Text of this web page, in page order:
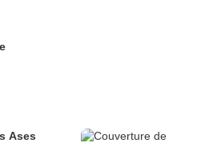
Ases